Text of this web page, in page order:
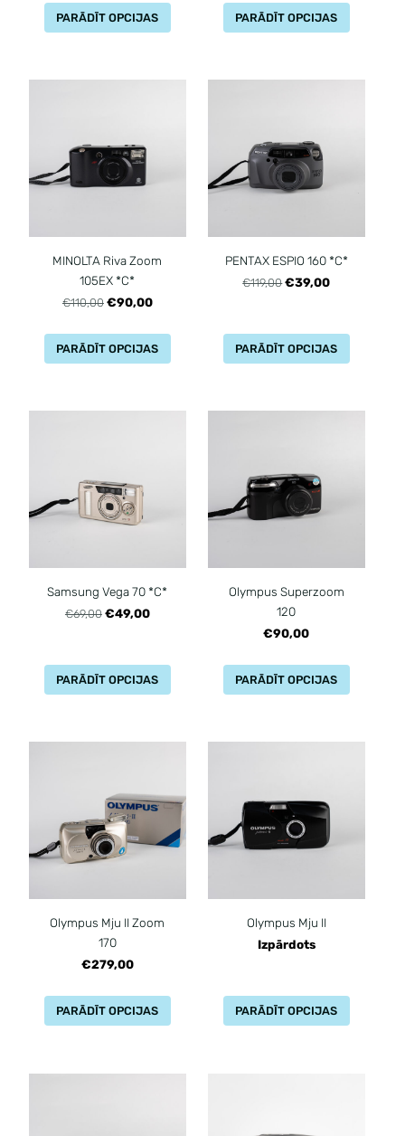
PARĀDĪT OPCIJAS PARĀDĪT OPCIJAS
MINOLTA Riva Zoom
105EX *C*
€110,00 €90,00
PARĀDĪT OPCIJAS
PENTAX ESPIO 160 *C*
€119,00 €39,00
PARĀDĪT OPCIJAS
Samsung Vega 70 *C*
€69,00 €49,00
PARĀDĪT OPCIJAS
Olympus Superzoom
120
€90,00
PARĀDĪT OPCIJAS
Olympus Mju II Zoom
170
€279,00
PARĀDĪT OPCIJAS
Olympus Mju II
Izpārdots
PARĀDĪT OPCIJAS